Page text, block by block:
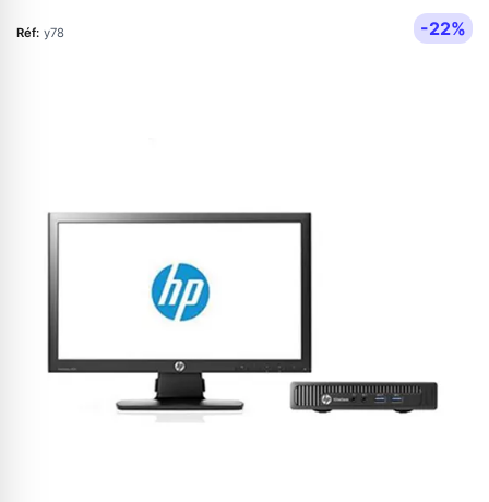
Réf: y78 -22%